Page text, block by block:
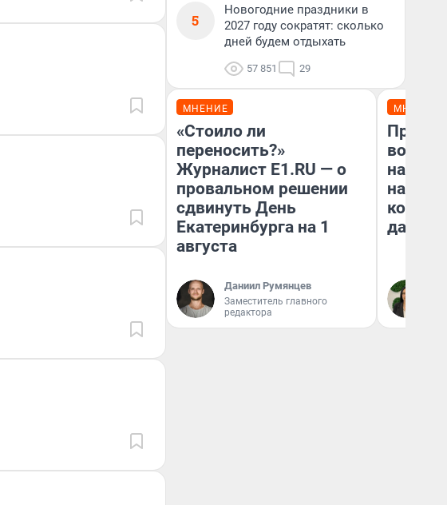
5
Новогодние праздники в
2027 году сократят: сколько
дней будем отдыхать
57 851 29
МНЕНИЕ
«Стоило ли
переносить?»
Журналист E1.RU — о
провальном решении
сдвинуть День
Екатеринбурга на 1
августа
Даниил Румянцев
Заместитель главного
редактора
МНЕНИЕ
нам
даже